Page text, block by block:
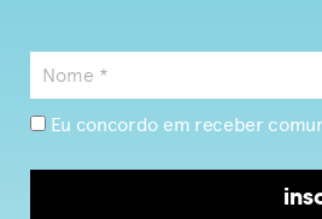
Eu concordo em receber